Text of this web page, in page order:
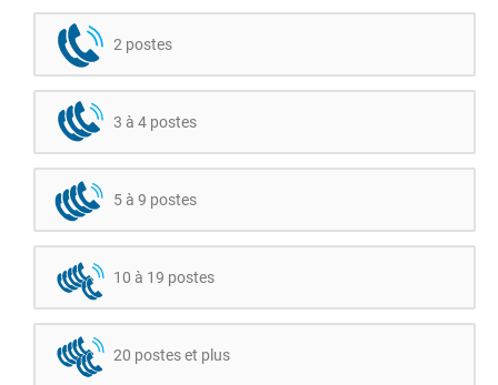
2 postes
3 à 4 postes
5 à 9 postes
10 à 19 postes
20 postes et plus